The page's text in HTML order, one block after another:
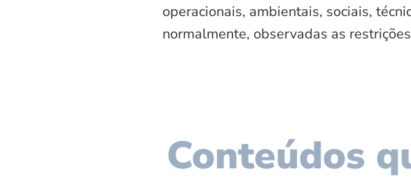
operacionais, ambientais, sociais,
normalmente, observadas as
Conteúdos